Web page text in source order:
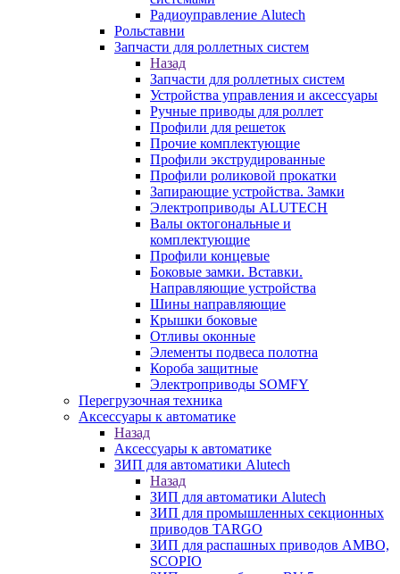
Радиоуправление Alutech
Рольставни
Запчасти для роллетных систем
Назад
Запчасти для роллетных систем
Устройства управления и аксессуары
Ручные приводы для роллет
Профили для решеток
Прочие комплектующие
Профили экструдированные
Профили роликовой прокатки
Запирающие устройства. Замки
Электроприводы ALUTECH
Валы октогональные и
комплектующие
Профили концевые
Боковые замки. Вставки.
Направляющие устройства
Шины направляющие
Крышки боковые
Отливы оконные
Элементы подвеса полотна
Короба защитные
Электроприводы SOMFY
Перегрузочная техника
Аксессуары к автоматике
Назад
Аксессуары к автоматике
ЗИП для автоматики Alutech
Назад
ЗИП для автоматики Alutech
ЗИП для промышленных секционных
приводов TARGO
ЗИП для распашных приводов AMBO,
SCOPIO